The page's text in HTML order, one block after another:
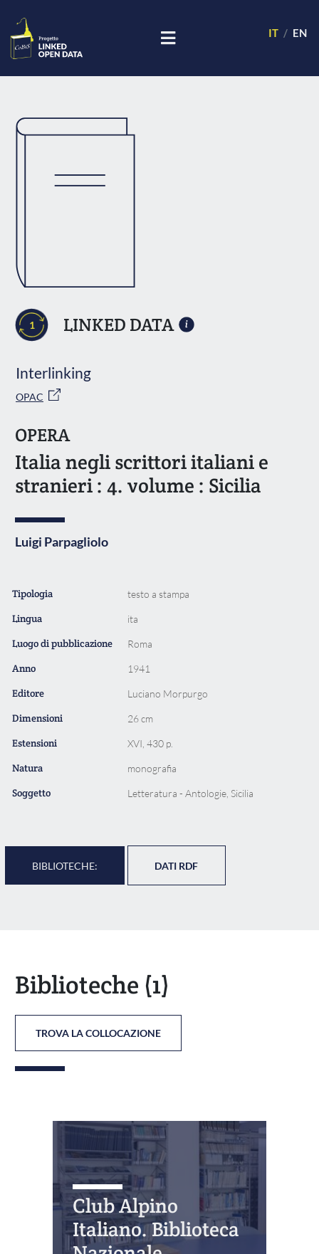
IT EN
1 LINKED DATA
Interlinking
OPAC
OPERA
Italia negli scrittori italiani e
stranieri : 4. volume : Sicilia
Luigi Parpagliolo
Tipologia testo a stampa
Lingua ita
Luogo di pubblicazione Roma
Anno 1941
Editore Luciano Morpurgo
Dimensioni 26 cm
Estensioni XVI, 430 p.
Natura monografia
Soggetto Letteratura - Antologie, Sicilia
BIBLIOTECHE: DATI RDF
Biblioteche (1)
TROVA LA COLLOCAZIONE
Club Alpino
Italiano. Biblioteca